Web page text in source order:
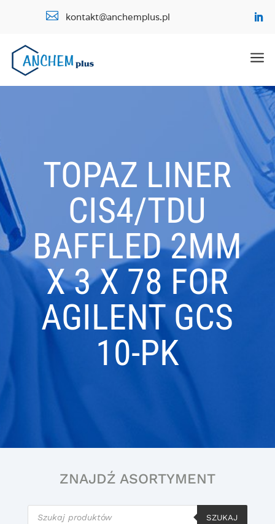
 kontakt@anchemplus.pl
a
TOPAZ LINER
CIS4/TDU
BAFFLED 2MM
X 3 X 78 FOR
AGILENT GCS
10-PK
ZNAJDŹ ASORTYMENT
Wyszukiwarka
produktów
SZUKAJ